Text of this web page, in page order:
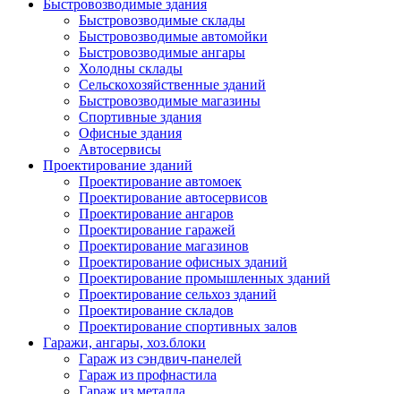
Быстровозводимые здания
Быстровозводимые склады
Быстровозводимые автомойки
Быстровозводимые ангары
Холодны склады
Сельскохозяйственные зданий
Быстровозводимые магазины
Спортивные здания
Офисные здания
Автосервисы
Проектирование зданий
Проектирование автомоек
Проектирование автосервисов
Проектирование ангаров
Проектирование гаражей
Проектирование магазинов
Проектирование офисных зданий
Проектирование промышленных зданий
Проектирование сельхоз зданий
Проектирование складов
Проектирование спортивных залов
Гаражи, ангары, хоз.блоки
Гараж из сэндвич-панелей
Гараж из профнастила
Гараж из металла